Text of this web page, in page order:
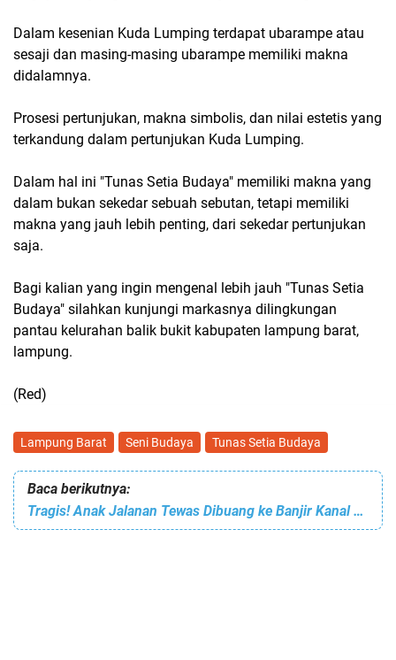
Dalam kesenian Kuda Lumping terdapat ubarampe atau
sesaji dan masing-masing ubarampe memiliki makna
didalamnya.
Prosesi pertunjukan, makna simbolis, dan nilai estetis yang
terkandung dalam pertunjukan Kuda Lumping.
Dalam hal ini "Tunas Setia Budaya" memiliki makna yang
dalam bukan sekedar sebuah sebutan, tetapi memiliki
makna yang jauh lebih penting, dari sekedar pertunjukan
saja.
Bagi kalian yang ingin mengenal lebih jauh "Tunas Setia
Budaya" silahkan kunjungi markasnya dilingkungan
pantau kelurahan balik bukit kabupaten lampung barat,
lampung.
(Red)
Lampung Barat Seni Budaya Tunas Setia Budaya
Baca berikutnya:
Tragis! Anak Jalanan Tewas Dibuang ke Banjir Kanal Barat Semarang Usai Pesta Miras